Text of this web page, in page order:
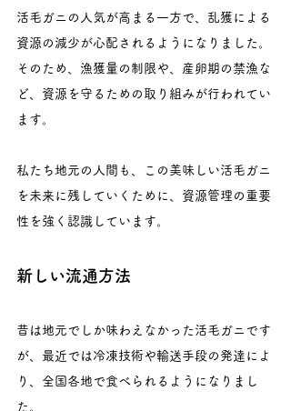
活毛ガニの人気が高まる一方で、乱獲による
資源の減少が心配されるようになりました。
そのため、漁獲量の制限や、産卵期の禁漁な
ど、資源を守るための取り組みが行われてい
ます。
私たち地元の人間も、この美味しい活毛ガニ
を未来に残していくために、資源管理の重要
性を強く認識しています。
新しい流通方法
昔は地元でしか味わえなかった活毛ガニです
が、最近では冷凍技術や輸送手段の発達によ
り、全国各地で食べられるようになりまし
た。